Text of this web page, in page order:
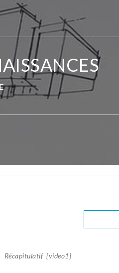
Récapitulatif {video1}